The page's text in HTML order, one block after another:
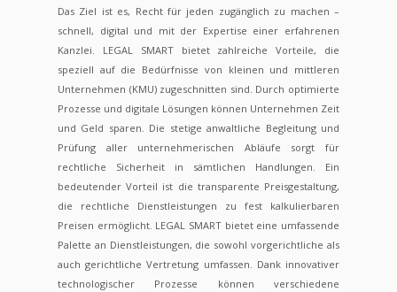
Das Ziel ist es, Recht für jeden zugänglich zu machen –
schnell, digital und mit der Expertise einer erfahrenen
Kanzlei. LEGAL SMART bietet zahlreiche Vorteile, die
speziell auf die Bedürfnisse von kleinen und mittleren
Unternehmen (KMU) zugeschnitten sind. Durch optimierte
Prozesse und digitale Lösungen können Unternehmen Zeit
und Geld sparen. Die stetige anwaltliche Begleitung und
Prüfung aller unternehmerischen Abläufe sorgt für
rechtliche Sicherheit in sämtlichen Handlungen. Ein
bedeutender Vorteil ist die transparente Preisgestaltung,
die rechtliche Dienstleistungen zu fest kalkulierbaren
Preisen ermöglicht. LEGAL SMART bietet eine umfassende
Palette an Dienstleistungen, die sowohl vorgerichtliche als
auch gerichtliche Vertretung umfassen. Dank innovativer
technologischer Prozesse können verschiedene